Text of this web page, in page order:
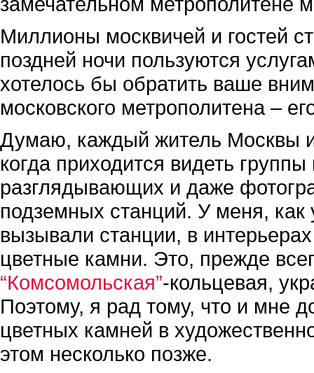
Миллионы москвичей и гостей
поздней ночи пользуются
хотелось бы обратить ваше
московского метрополитена –
Думаю, каждый житель Москвы
когда приходится видеть
разглядывающих и даже
подземных станций. У меня, как
вызывали станции, в
цветные камни. Это, прежде
“Комсомольская”-кольцевая,
Поэтому, я рад тому, что и мне
цветных камней в
этом несколько позже.